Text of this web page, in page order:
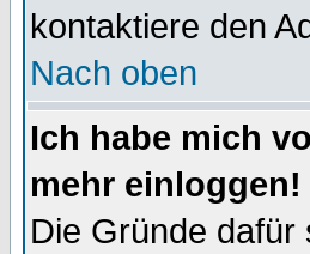
kontaktiere den
Nach oben
Ich habe mich
mehr einloggen!
Die Gründe